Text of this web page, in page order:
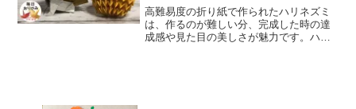
高難易度の折り紙で作られたハリネズミ
は、作るのが難しい分、完成した時の達
成感や見た目の美しさが魅力です。ハリ